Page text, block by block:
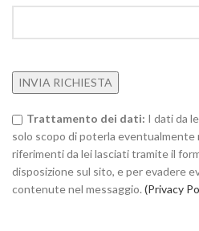
Trattamento dei dati: I dati da
solo scopo di poterla
riferimenti da lei lasciati tramite il
disposizione sul sito, e per evadere
contenute nel messaggio. (Privacy